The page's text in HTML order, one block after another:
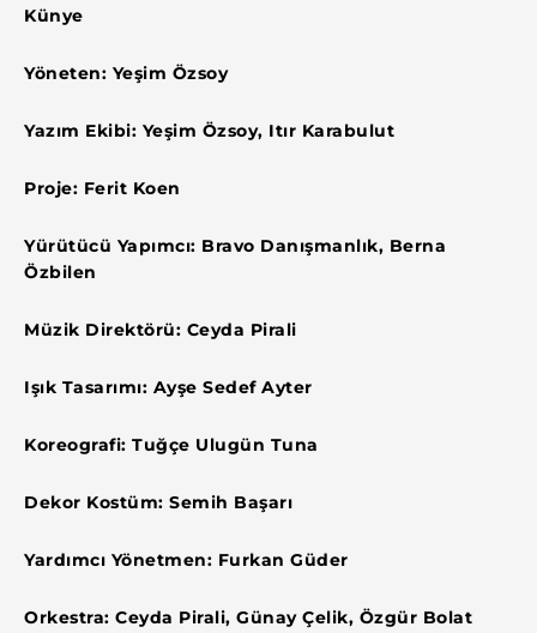
Künye
Yöneten: Yeşim Özsoy
Yazım Ekibi: Yeşim Özsoy, Itır Karabulut
Proje: Ferit Koen
Yürütücü Yapımcı: Bravo Danışmanlık, Berna
Özbilen
Müzik Direktörü: Ceyda Pirali
Işık Tasarımı: Ayşe Sedef Ayter
Koreografi: Tuğçe Ulugün Tuna
Dekor Kostüm: Semih Başarı
Yardımcı Yönetmen: Furkan Güder
Orkestra: Ceyda Pirali, Günay Çelik, Özgür Bolat